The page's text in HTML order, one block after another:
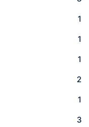
1
1
1
2
1
3